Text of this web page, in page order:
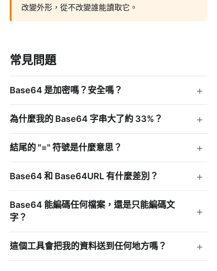
改變外形，從不改變誰能讀取它。
常見問題
Base64 是加密嗎？安全嗎？
為什麼我的 Base64 字串大了約 33%？
結尾的 "=" 符號是什麼意思？
Base64 和 Base64URL 有什麼差別？
Base64 能編碼任何檔案，還是只能編碼文
字？
這個工具會把我的資料送到任何地方嗎？